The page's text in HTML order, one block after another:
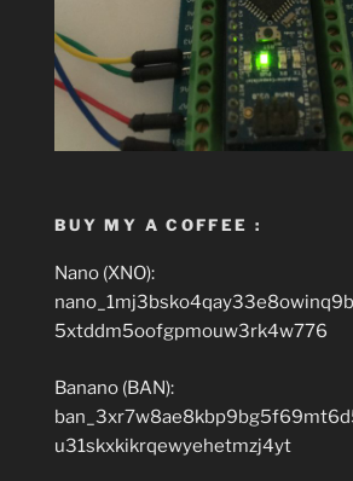
BUY MY A COFFEE :
Nano (XNO):
5xtddm5oofgpmouw3rk4w776
Banano (BAN):
u31skxkikrqewyehetmzj4yt